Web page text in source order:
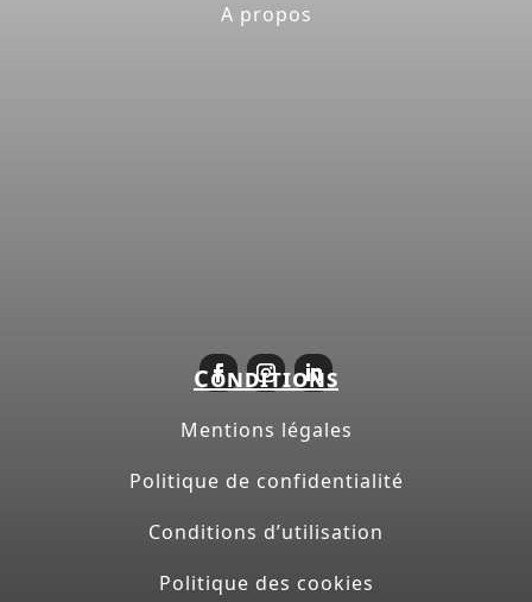
A propos
Conditions
Mentions légales
Politique de confidentialité
Conditions d’utilisation
Politique des cookies